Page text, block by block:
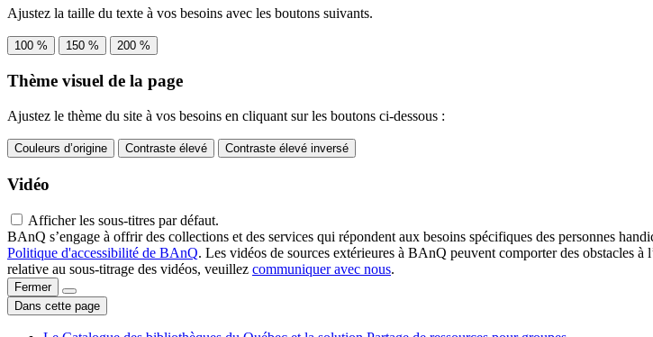
Ajustez la taille du texte à vos besoins avec les boutons suivants.
100 % 150 % 200 %
Thème visuel de la page
Ajustez le thème du site à vos besoins en cliquant sur les boutons ci-dessous :
Couleurs d’origine Contraste élevé Contraste élevé inversé
Vidéo
Afficher les sous-titres par défaut.
BAnQ s’engage à offrir des collections et des services qui répondent aux besoins spécifiques des personnes
Politique d'accessibilité de BAnQ. Les vidéos de sources extérieures à BAnQ peuvent comporter des obstacles
relative au sous-titrage des vidéos, veuillez communiquer avec nous.
Fermer
Dans cette page